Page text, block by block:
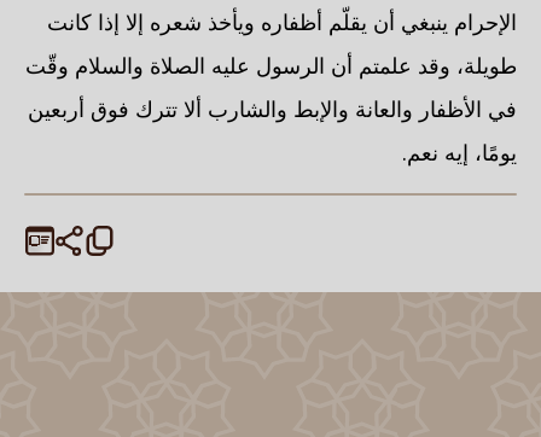
الإحرام ينبغي أن يقلّم أظفاره ويأخذ شعره إلا إذا كانت
طويلة، وقد علمتم أن الرسول عليه الصلاة والسلام وقّت
في الأظفار والعانة والإبط والشارب ألا تترك فوق أربعين
يومًا، إيه نعم.